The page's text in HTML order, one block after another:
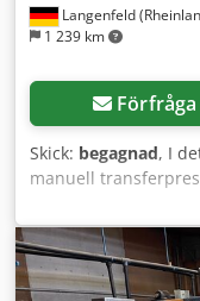
Langenfeld
1 239 km
Förfråga
Skick: begagnad, I
manuell
Föremål till salu:
med följande
Tillverkningsår:
begagnad enhet